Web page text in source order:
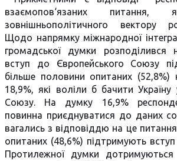
взаємопов‘язаних питання,
зовнішньополітичного вектору
Щодо напрямку міжнародної
громадської думки розподілився
вступ до Європейського Союзу
більше половини опитаних (52,8%)
18,9%, які воліли б бачити
Союзу. На думку 16,9%
повинна приєднуватися до даних
вагались з відповіддю на це
опитаних (48,6%) підтримують
Протилежної думки